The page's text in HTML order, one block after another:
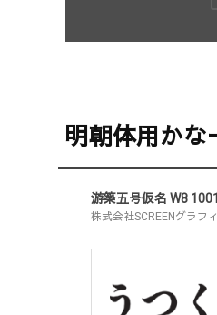
明朝体用かな
游築五号仮名 W8
株式会社SCREENグラフ